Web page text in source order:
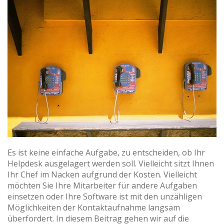
Es ist keine einfache Aufgabe, zu entscheiden, ob Ihr
Helpdesk ausgelagert werden soll. Vielleicht sitzt Ihnen
Ihr Chef im Nacken aufgrund der Kosten. Vielleicht
möchten Sie Ihre Mitarbeiter für andere Aufgaben
einsetzen oder Ihre Software ist mit den unzähligen
Möglichkeiten der Kontaktaufnahme langsam
überfordert. In diesem Beitrag gehen wir auf die